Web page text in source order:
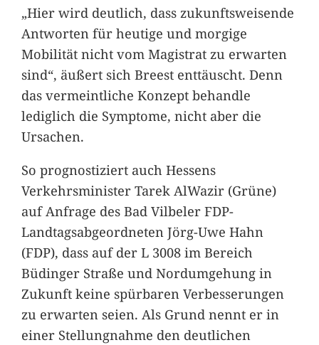
„Hier wird deutlich, dass zukunftsweisende
Antworten für heutige und morgige
Mobilität nicht vom Magistrat zu erwarten
sind“, äußert sich Breest enttäuscht. Denn
das vermeintliche Konzept behandle
lediglich die Symptome, nicht aber die
Ursachen.
So prognostiziert auch Hessens
Verkehrsminister Tarek AlWazir (Grüne)
auf Anfrage des Bad Vilbeler FDP-
Landtagsabgeordneten Jörg-Uwe Hahn
(FDP), dass auf der L 3008 im Bereich
Büdinger Straße und Nordumgehung in
Zukunft keine spürbaren Verbesserungen
zu erwarten seien. Als Grund nennt er in
einer Stellungnahme den deutlichen